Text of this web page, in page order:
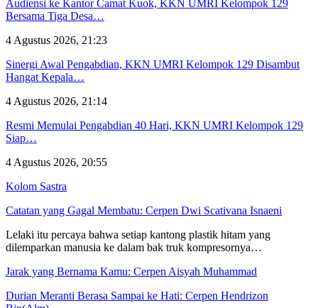
Audiensi ke Kantor Camat Kuok, KKN UMRI Kelompok 129
Bersama Tiga Desa…
4 Agustus 2026, 21:23
Sinergi Awal Pengabdian, KKN UMRI Kelompok 129 Disambut
Hangat Kepala…
4 Agustus 2026, 21:14
Resmi Memulai Pengabdian 40 Hari, KKN UMRI Kelompok 129
Siap…
4 Agustus 2026, 20:55
Kolom Sastra
Catatan yang Gagal Membatu: Cerpen Dwi Scativana Isnaeni
Lelaki itu percaya bahwa setiap kantong plastik hitam yang
dilemparkan manusia ke dalam bak truk kompresornya…
Jarak yang Bernama Kamu: Cerpen Aisyah Muhammad
Durian Meranti Berasa Sampai ke Hati: Cerpen Hendrizon